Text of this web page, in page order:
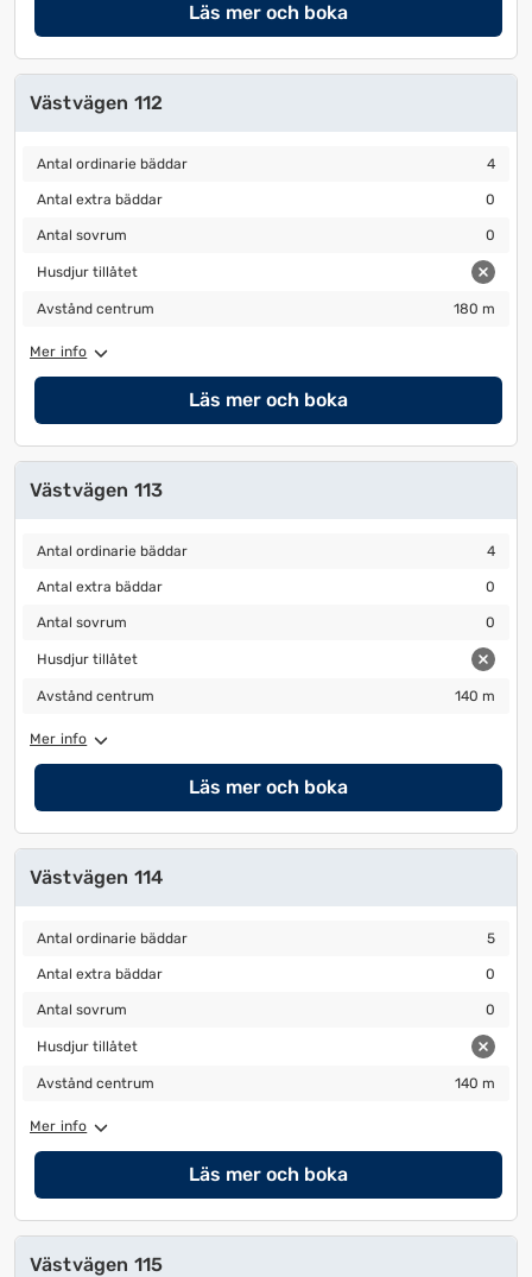
Läs mer och boka
Västvägen 112
Antal ordinarie bäddar
Antal ordinarie bäddar 4
Antal extra bäddar
Antal extra bäddar 0
Antal sovrum
Antal sovrum 0
Husdjur tillåtet
Husdjur tillåtet
Avstånd centrum
Avstånd centrum 180 m
Mer info
Läs mer och boka
Västvägen 113
Antal ordinarie bäddar
Antal ordinarie bäddar 4
Antal extra bäddar
Antal extra bäddar 0
Antal sovrum
Antal sovrum 0
Husdjur tillåtet
Husdjur tillåtet
Avstånd centrum
Avstånd centrum 140 m
Mer info
Läs mer och boka
Västvägen 114
Antal ordinarie bäddar
Antal ordinarie bäddar 5
Antal extra bäddar
Antal extra bäddar 0
Antal sovrum
Antal sovrum 0
Husdjur tillåtet
Husdjur tillåtet
Avstånd centrum
Avstånd centrum 140 m
Mer info
Läs mer och boka
Västvägen 115